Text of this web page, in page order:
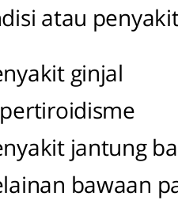
atau
ginjal
jantung
bawaan